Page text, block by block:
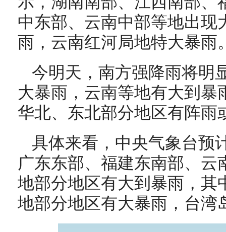
中东部、云南中部等地出现
雨，云南红河局地特大暴雨
今明天，南方强降雨将明
大暴雨，云南等地有大到暴
华北、东北部分地区有阵雨
具体来看，中央气象台预
广东东部、福建东南部、
地部分地区有大到暴雨，其
地部分地区有大暴雨，台湾